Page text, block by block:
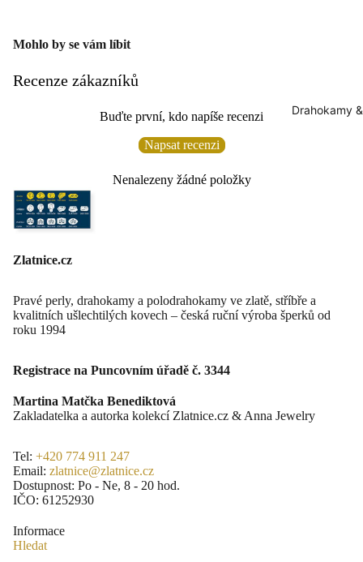
Drahokamy
Mohlo by se vám líbit
Recenze zákazníků
Buďte první, kdo napíše recenzi
Napsat recenzi
Nenalezeny žádné položky
Zlatnice.cz
Pravé perly, drahokamy a polodrahokamy ve zlatě, stříbře a
kvalitních ušlechtilých kovech – česká ruční výroba šperků od
roku 1994
Registrace na Puncovním úřadě č. 3344
Martina Matčka Benediktová
Zakladatelka a autorka kolekcí Zlatnice.cz & Anna Jewelry
Tel: +420 774 911 247
Email: zlatnice@zlatnice.cz
Dostupnost: Po - Ne, 8 - 20 hod.
IČO: 61252930
Informace
Hledat